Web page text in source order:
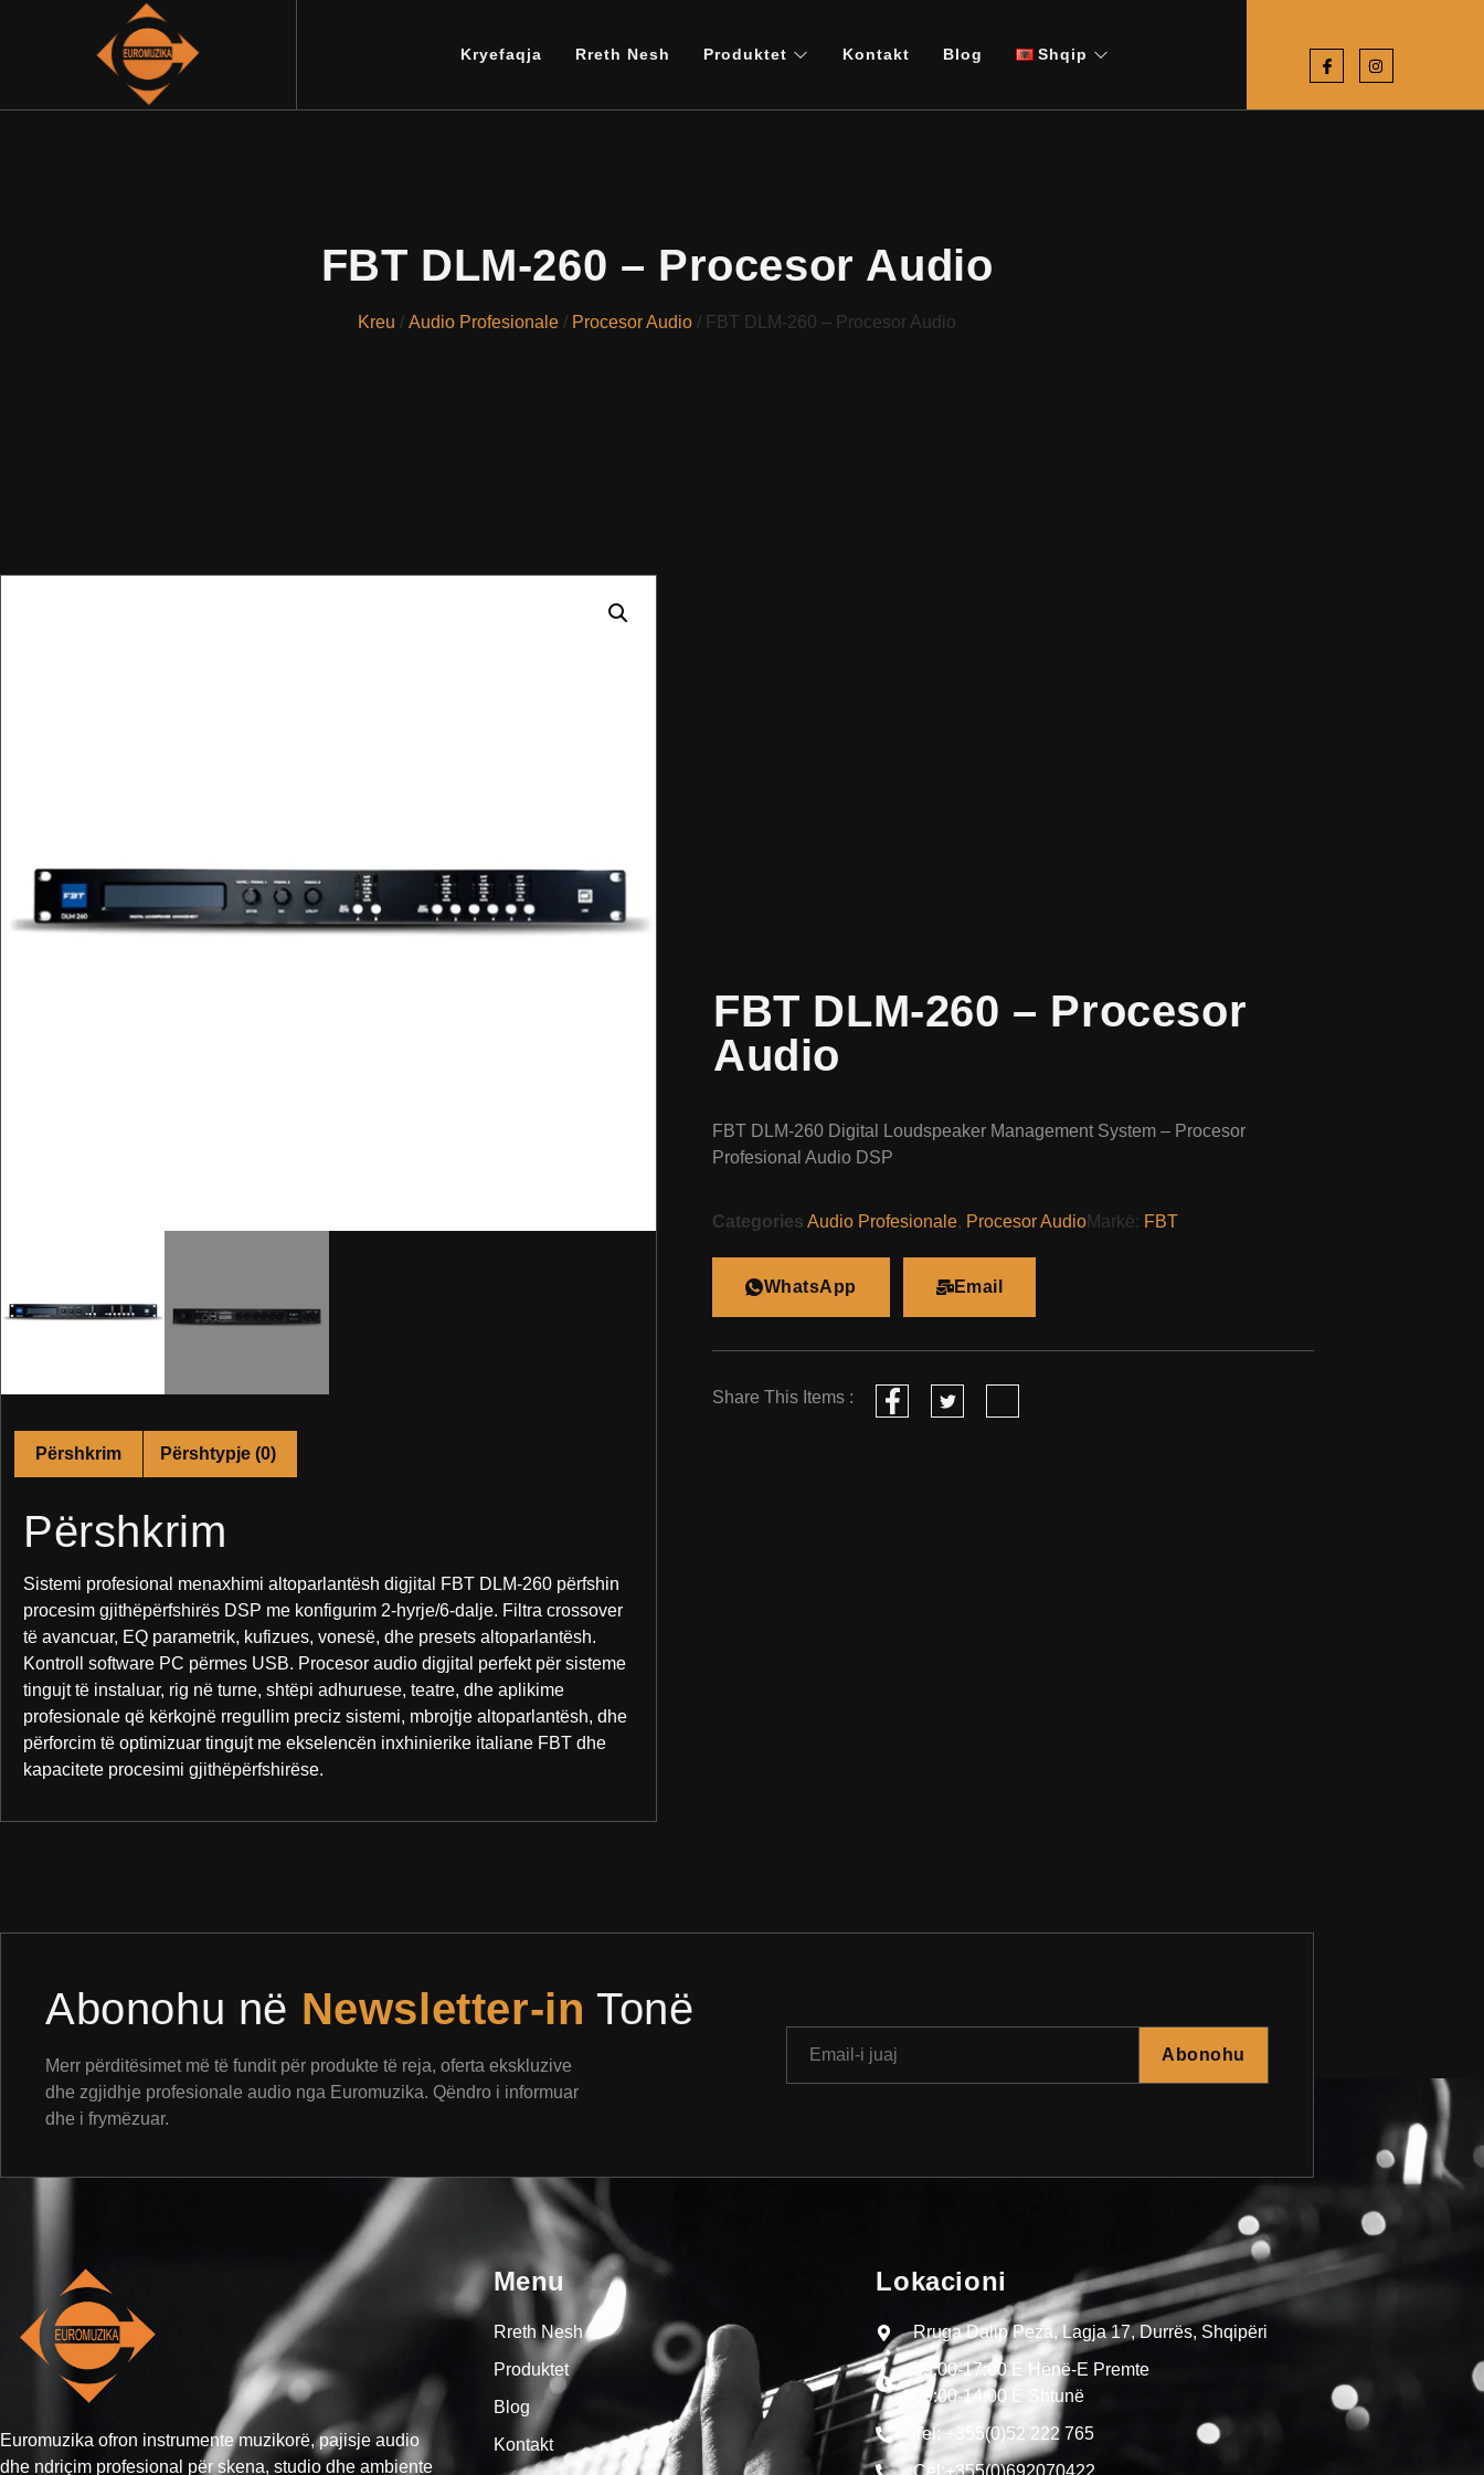
Kryefaqja Rreth Nesh Produktet Kontakt Blog Shqip
FBT DLM-260 – Procesor Audio
Kreu / Audio Profesionale / Procesor Audio / FBT DLM-260 – Procesor Audio
Përshkrim Përshtypje (0)
Përshkrim
Sistemi profesional menaxhimi altoparlantësh digjital FBT DLM-260 përfshin
procesim gjithëpërfshirës DSP me konfigurim 2-hyrje/6-dalje. Filtra crossover
të avancuar, EQ parametrik, kufizues, vonesë, dhe presets altoparlantësh.
Kontroll software PC përmes USB. Procesor audio digjital perfekt për sisteme
tingujt të instaluar, rig në turne, shtëpi adhuruese, teatre, dhe aplikime
profesionale që kërkojnë rregullim preciz sistemi, mbrojtje altoparlantësh, dhe
përforcim të optimizuar tingujt me ekselencën inxhinierike italiane FBT dhe
kapacitete procesimi gjithëpërfshirëse.
FBT DLM-260 – Procesor
Audio
FBT DLM-260 Digital Loudspeaker Management System – Procesor
Profesional Audio DSP
Categories Audio Profesionale, Procesor AudioMarkë: FBT
WhatsApp Email
Share This Items :
Abonohu në Newsletter-in Tonë
Merr përditësimet më të fundit për produkte të reja, oferta ekskluzive
dhe zgjidhje profesionale audio nga Euromuzika. Qëndro i informuar
dhe i frymëzuar.
Abonohu
Euromuzika ofron instrumente muzikorë, pajisje audio
dhe ndriçim profesional për skena, studio dhe ambiente
Menu
Rreth Nesh
Produktet
Blog
Kontakt
Lokacioni
Rruga Dalip Peza, Lagja 17, Durrës, Shqipëri
09:00-17:00 E Hënë-E Premte
09:00-14:00 E Shtunë
Tel: +355(0)52 222 765
Cel:+355(0)692070422